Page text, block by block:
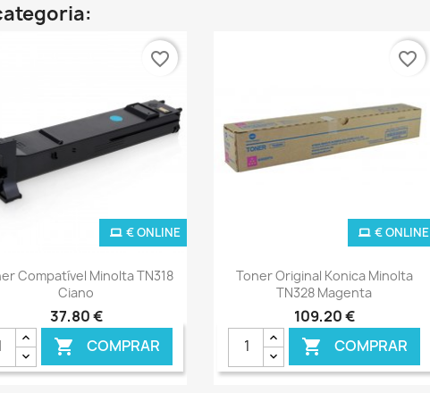
Ver+
Compatível Minolta TN318
Ciano
37,80 €
 COMPRAR
€ ONLINE
favorite_border
Ver+
Toner Original Konica Minolta
TN328 Magenta
109,20 €
 COMPRAR
€ ONLINE
favorite_border